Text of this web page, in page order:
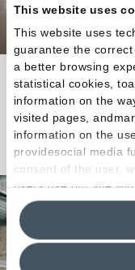
This website uses
This website uses
guarantee the
a better browsing
statistical cookies,
information on the
visited pages,
information on the
providesocial media
consent of the user,
users use our site
media analytics
information in their
clicking on "Reject",
the site after
Fedeltà totale al